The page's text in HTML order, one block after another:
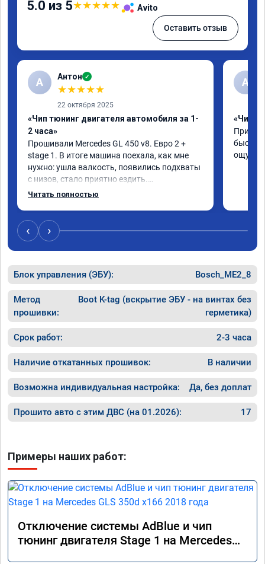
5.0 из 5★★★★★ Avito
Оставить отзыв
А Антон ✓
★★★★★
22 октября 2025
«Чип тюнинг двигателя автомобиля за 1-
2 часа»
Прошивали Mercedes GL 450 v8. Евро 2 +
stage 1. В итоге машина поехала, как мне
нужно: ушла валкость, появились подхваты
с низов, стало приятно ездить.
Одни из лучших трат, в авто! 🔥
Читать полностью
A
«Чип
‹ ›
Блок управления (ЭБУ): Bosch_ME2_8
Метод
прошивки:
Boot K-tag (вскрытие ЭБУ - на винтах без
герметика)
Срок работ: 2-3 часа
Наличие откатанных прошивок: В наличии
Возможна индивидуальная настройка: Да, без доплат
Прошито авто с этим ДВС (на 01.2026): 17
Примеры наших работ:
Отключение системы AdBlue и чип
тюнинг двигателя Stage 1 на Mercedes